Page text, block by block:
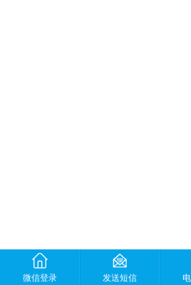
微信登录 发送短信